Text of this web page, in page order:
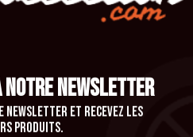
NEWSLETTER
newsletter et recevez les
produits.